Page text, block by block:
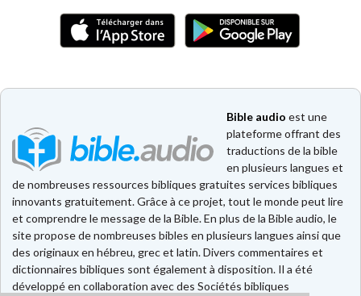
Bible audio est une
plateforme offrant des
traductions de la bible
en plusieurs langues et
de nombreuses ressources bibliques gratuites services bibliques
innovants gratuitement. Grâce à ce projet, tout le monde peut lire
et comprendre le message de la Bible. En plus de la Bible audio, le
site propose de nombreuses bibles en plusieurs langues ainsi que
des originaux en hébreu, grec et latin. Divers commentaires et
dictionnaires bibliques sont également à disposition. Il a été
développé en collaboration avec des Sociétés bibliques